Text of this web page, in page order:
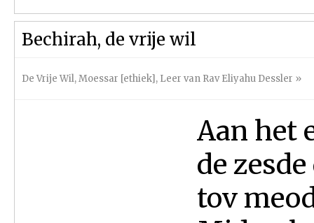
Bechirah, de vrije wil
De Vrije Wil,Moessar [ethiek], Leer van Rav Eliyahu Dessler »
Aan het
de
tov